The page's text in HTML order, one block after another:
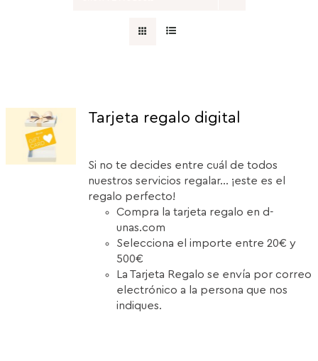
Tarjeta regalo digital
Si no te decides entre cuál de todos
nuestros servicios regalar... ¡este es el
regalo perfecto!
Compra la tarjeta regalo en d-
unas.com
Selecciona el importe entre 20€ y
500€
La Tarjeta Regalo se envía por correo
electrónico a la persona que nos
indiques.